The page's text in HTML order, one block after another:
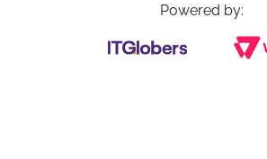
Powered by: